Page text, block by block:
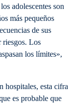
adolescentes son
más pequeños
de sus
riesgos. Los
los límites»,
hospitales, esta cifra
es probable que